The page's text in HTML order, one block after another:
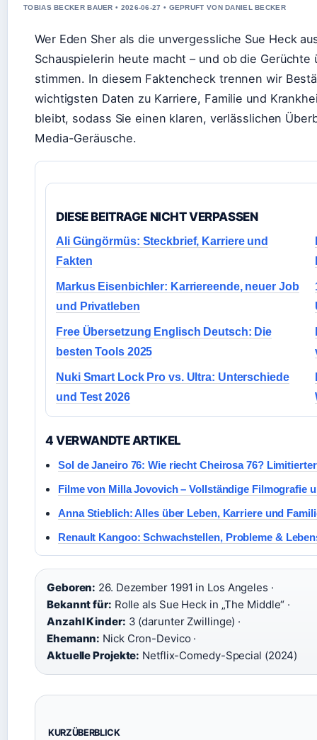
TOBIAS BECKER BAUER • 2026-06-27 • GEPRUFT VON DANIEL BECKER
Wer Eden Sher als die unvergessliche Sue Heck
Schauspielerin heute macht – und ob die
stimmen. In diesem Faktencheck trennen wir
wichtigsten Daten zu Karriere, Familie und
bleibt, sodass Sie einen klaren, verlässlichen
Media-Geräusche.
DIESE BEITRAGE NICHT VERPASSEN
Ali Güngörmüs: Steckbrief, Karriere und
Fakten
Markus Eisenbichler: Karriereende, neuer Job
und Privatleben
Free Übersetzung Englisch Deutsch: Die
besten Tools 2025
Nuki Smart Lock Pro vs. Ultra: Unterschiede
und Test 2026
4 VERWANDTE ARTIKEL
Sol de Janeiro 76: Wie riecht Cheirosa 76?
Filme von Milla Jovovich – Vollständige Filmografie
Anna Stieblich: Alles über Leben, Karriere und
Renault Kangoo: Schwachstellen, Probleme &
Geboren: 26. Dezember 1991 in Los Angeles ·
Bekannt für: Rolle als Sue Heck in „The Middle“ ·
Anzahl Kinder: 3 (darunter Zwillinge) ·
Ehemann: Nick Cron-Devico ·
Aktuelle Projekte: Netflix-Comedy-Special (2024)
KURZÜBERBLICK